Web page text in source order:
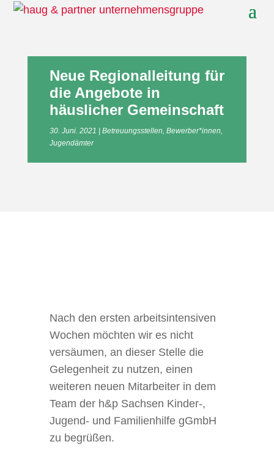
Neue Regionalleitung für
die Angebote in
häuslicher Gemeinschaft
30. Juni. 2021 Betreuungsstellen, Bewerber*innen,
Jugendämter
Nach den ersten arbeitsintensiven
Wochen möchten wir es nicht
versäumen, an dieser Stelle die
Gelegenheit zu nutzen, einen
weiteren neuen Mitarbeiter in dem
Team der h&p Sachsen Kinder-,
Jugend- und Familienhilfe gGmbH
zu begrüßen.